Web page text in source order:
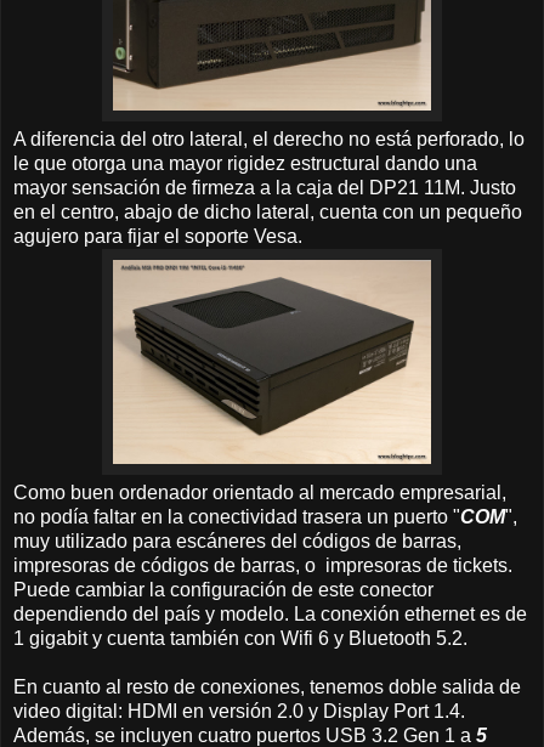
A diferencia del otro lateral, el derecho no está perforado, lo
le que otorga una mayor rigidez estructural dando una
mayor sensación de firmeza a la caja del DP21 11M. Justo
en el centro, abajo de dicho lateral, cuenta con un pequeño
agujero para fijar el soporte Vesa.
Como buen ordenador orientado al mercado empresarial,
no podía faltar en la conectividad trasera un puerto "COM",
muy utilizado para escáneres del códigos de barras,
impresoras de códigos de barras, o impresoras de tickets.
Puede cambiar la configuración de este conector
dependiendo del país y modelo. La conexión ethernet es de
1 gigabit y cuenta también con Wifi 6 y Bluetooth 5.2.
En cuanto al resto de conexiones, tenemos doble salida de
video digital: HDMI en versión 2.0 y Display Port 1.4.
Además, se incluyen cuatro puertos USB 3.2 Gen 1 a 5